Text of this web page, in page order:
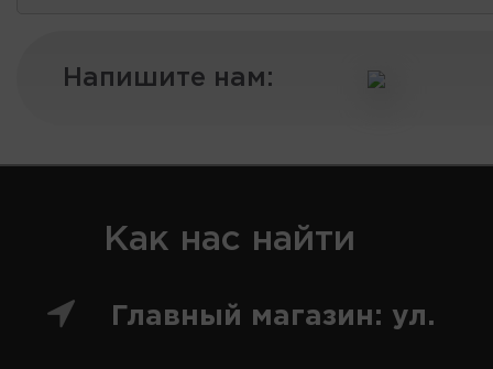
Напишите нам:
Как нас найти
Главный магазин: ул.